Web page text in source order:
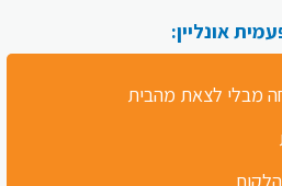
מבלי לצאת מהבית